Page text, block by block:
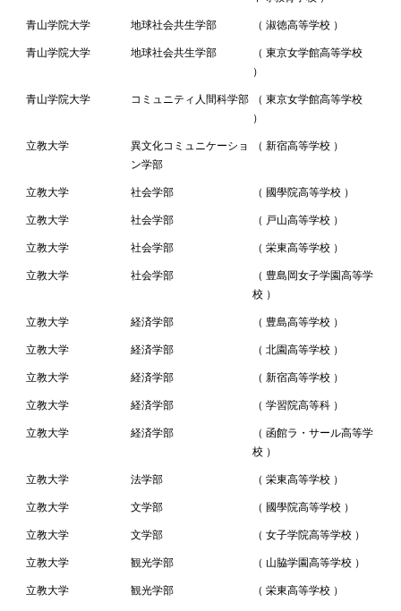
青山学院大学 地球社会共生学部 （ 淑徳高等学校 ）
青山学院大学 地球社会共生学部
（ 東京女学館高等学校
）
青山学院大学 コミュニティ人間科学部
（ 東京女学館高等学校
）
立教大学
異文化コミュニケーショ
ン学部
（ 新宿高等学校 ）
立教大学 社会学部 （ 國學院高等学校 ）
立教大学 社会学部 （ 戸山高等学校 ）
立教大学 社会学部 （ 栄東高等学校 ）
立教大学 社会学部
（ 豊島岡女子学園高等学
校 ）
立教大学 経済学部 （ 豊島高等学校 ）
立教大学 経済学部 （ 北園高等学校 ）
立教大学 経済学部 （ 新宿高等学校 ）
立教大学 経済学部 （ 学習院高等科 ）
立教大学 経済学部
（ 函館ラ・サール高等学
校 ）
立教大学 法学部 （ 栄東高等学校 ）
立教大学 文学部 （ 國學院高等学校 ）
立教大学 文学部 （ 女子学院高等学校 ）
立教大学 観光学部 （ 山脇学園高等学校 ）
立教大学 観光学部 （ 栄東高等学校 ）